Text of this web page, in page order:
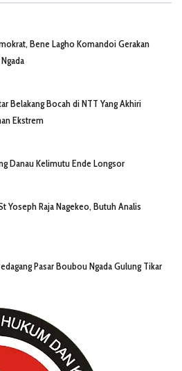
Bene Lagho Komandoi Gerakan
Belakang Bocah di NTT Yang Akhiri
Ekstrem
Danau Kelimutu Ende Longsor
Yoseph Raja Nagekeo, Butuh Analis
Pasar Boubou Ngada Gulung Tikar